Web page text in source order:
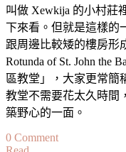
叫做 Xewkija 的小村莊
下來看。但就是這樣的
跟周邊比較矮的樓房形
Rotunda of St. John the
區教堂」，大家更常簡
教堂不需要花太久時間
築野心的一面。
0 Commenton